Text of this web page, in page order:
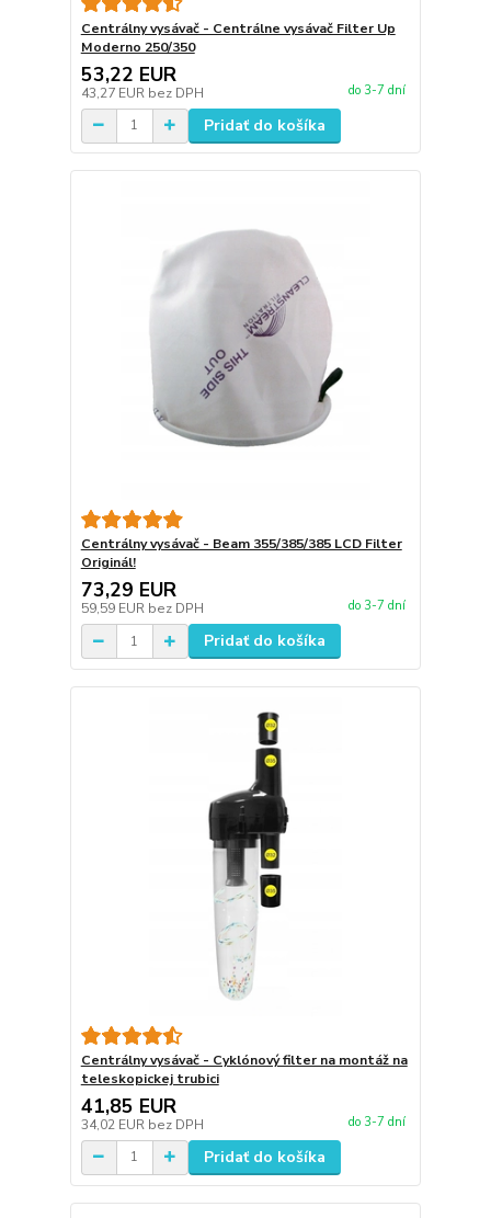
Centrálny vysávač - Centrálne vysávač Filter Up
Moderno 250/350
53,22 EUR
43,27 EUR bez DPH do 3-7 dní
Pridať do košíka
Centrálny vysávač - Beam 355/385/385 LCD Filter
Originál!
73,29 EUR
59,59 EUR bez DPH do 3-7 dní
Pridať do košíka
Centrálny vysávač - Cyklónový filter na montáž na
teleskopickej trubici
41,85 EUR
34,02 EUR bez DPH do 3-7 dní
Pridať do košíka